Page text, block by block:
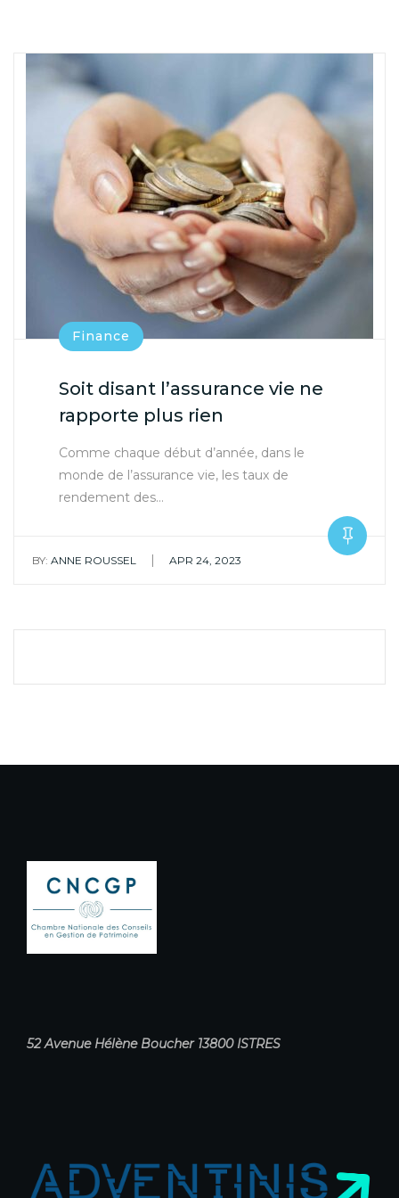
Finance
Soit disant l’assurance vie ne
rapporte plus rien
Comme chaque début d’année, dans le
monde de l’assurance vie, les taux de
rendement des…
BY: ANNE ROUSSEL | APR 24, 2023
52 Avenue Hélène Boucher 13800 ISTRES